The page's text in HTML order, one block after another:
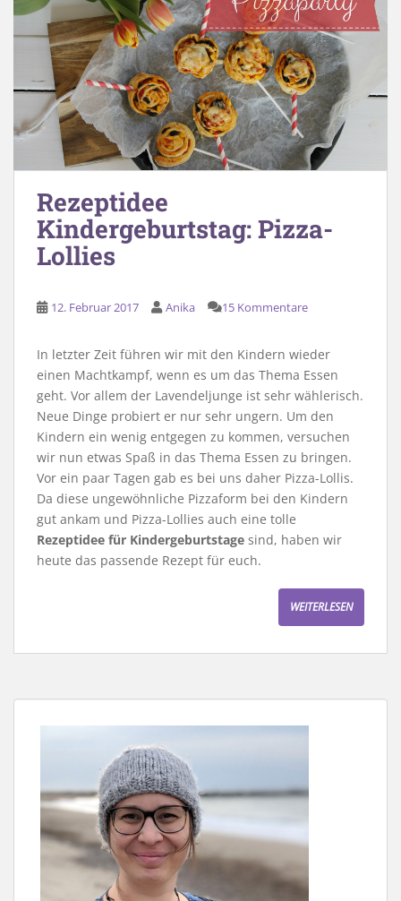
Rezeptidee
Kindergeburtstag: Pizza-
Lollies
12. Februar 2017 Anika 15 Kommentare
In letzter Zeit führen wir mit den Kindern wieder
einen Machtkampf, wenn es um das Thema Essen
geht. Vor allem der Lavendeljunge ist sehr wählerisch.
Neue Dinge probiert er nur sehr ungern. Um den
Kindern ein wenig entgegen zu kommen, versuchen
wir nun etwas Spaß in das Thema Essen zu bringen.
Vor ein paar Tagen gab es bei uns daher Pizza-Lollis.
Da diese ungewöhnliche Pizzaform bei den Kindern
gut ankam und Pizza-Lollies auch eine tolle
Rezeptidee für Kindergeburtstage sind, haben wir
heute das passende Rezept für euch.
WEITERLESEN